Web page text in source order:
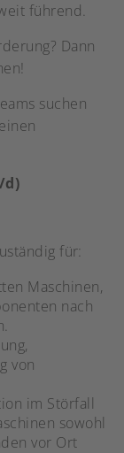
führend.
Dann
suchen
d)
für:
Maschinen,
nach
von
im Störfall
sowohl
vor Ort